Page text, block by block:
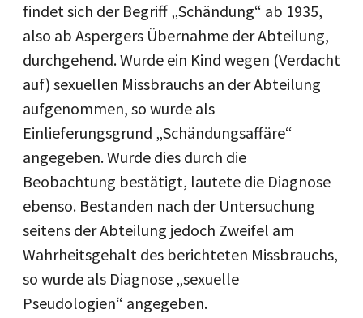
findet sich der Begriff „Schändung“ ab 1935,
also ab Aspergers Übernahme der Abteilung,
durchgehend. Wurde ein Kind wegen (Verdacht
auf) sexuellen Missbrauchs an der Abteilung
aufgenommen, so wurde als
Einlieferungsgrund „Schändungsaffäre“
angegeben. Wurde dies durch die
Beobachtung bestätigt, lautete die Diagnose
ebenso. Bestanden nach der Untersuchung
seitens der Abteilung jedoch Zweifel am
Wahrheitsgehalt des berichteten Missbrauchs,
so wurde als Diagnose „sexuelle
Pseudologien“ angegeben.